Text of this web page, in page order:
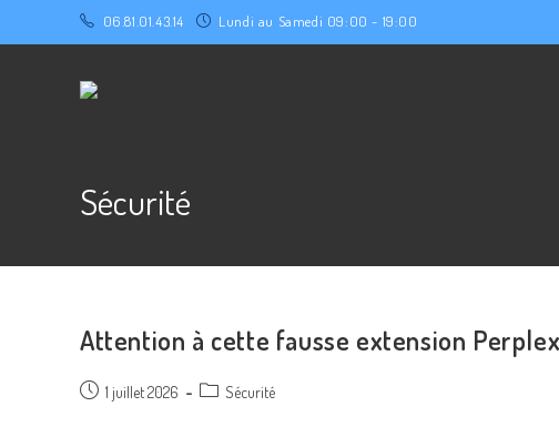
06.81.01.43.14 Lundi au Samedi 09:00 - 19:00
Sécurité
Attention à cette fausse extension
1 juillet 2026 Sécurité